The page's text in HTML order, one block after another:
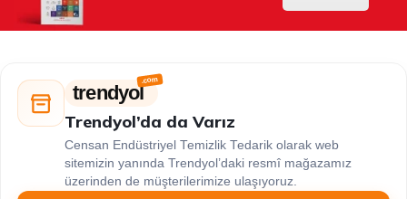
trendyol
Trendyol’da da Varız
Censan Endüstriyel Temizlik Tedarik olarak web
sitemizin yanında Trendyol’daki resmî mağazamız
üzerinden de müşterilerimize ulaşıyoruz.